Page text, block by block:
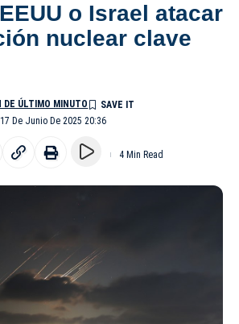
o Israel atacar
nuclear clave
De Junio De 2025 20:36
DE ÚLTIMO MINUTO
4 Min Read